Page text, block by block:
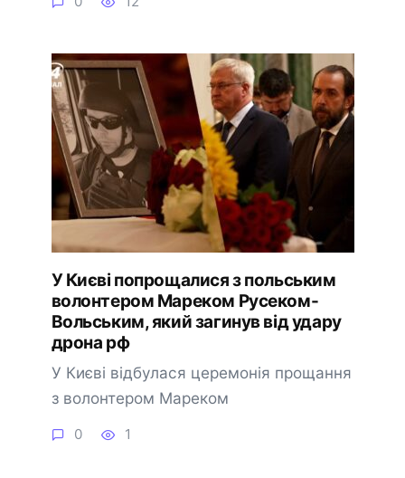
У Києві попрощалися з польським
волонтером Мареком Русеком-
Вольським, який загинув від удару
дрона рф
У Києві відбулася церемонія прощання
з волонтером Мареком
0 1